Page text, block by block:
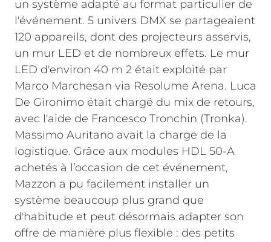
un système adapté au format particulier de
l'événement. 5 univers DMX se partageaient
120 appareils, dont des projecteurs asservis,
un mur LED et de nombreux effets. Le mur
LED d'environ 40 m 2 était exploité par
Marco Marchesan via Resolume Arena. Luca
De Gironimo était chargé du mix de retours,
avec l'aide de Francesco Tronchin (Tronka).
Massimo Auritano avait la charge de la
logistique. Grâce aux modules HDL 50-A
achetés à l’occasion de cet événement,
Mazzon a pu facilement installer un
système beaucoup plus grand que
d'habitude et peut désormais adapter son
offre de manière plus flexible : des petits